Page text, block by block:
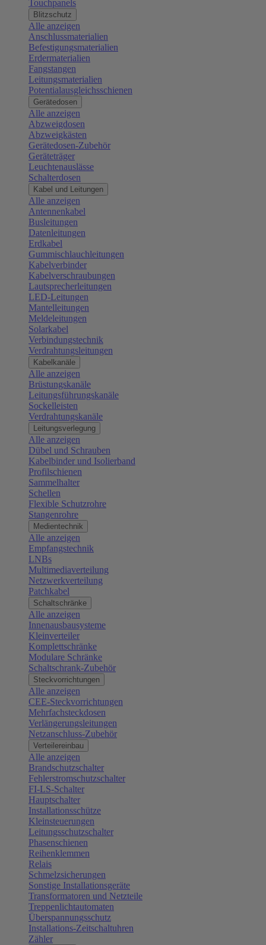
Touchpanels
Blitzschutz
Alle anzeigen
Anschlussmaterialien
Befestigungsmaterialien
Erdermaterialien
Fangstangen
Leitungsmaterialien
Potentialausgleichsschienen
Gerätedosen
Alle anzeigen
Abzweigdosen
Abzweigkästen
Gerätedosen-Zubehör
Geräteträger
Leuchtenauslässe
Schalterdosen
Kabel und Leitungen
Alle anzeigen
Antennenkabel
Busleitungen
Datenleitungen
Erdkabel
Gummischlauchleitungen
Kabelverbinder
Kabelverschraubungen
Lautsprecherleitungen
LED-Leitungen
Mantelleitungen
Meldeleitungen
Solarkabel
Verbindungstechnik
Verdrahtungsleitungen
Kabelkanäle
Alle anzeigen
Brüstungskanäle
Leitungsführungskanäle
Sockelleisten
Verdrahtungskanäle
Leitungsverlegung
Alle anzeigen
Dübel und Schrauben
Kabelbinder und Isolierband
Profilschienen
Sammelhalter
Schellen
Flexible Schutzrohre
Stangenrohre
Medientechnik
Alle anzeigen
Empfangstechnik
LNBs
Multimediaverteilung
Netzwerkverteilung
Patchkabel
Schaltschränke
Alle anzeigen
Innenausbausysteme
Kleinverteiler
Komplettschränke
Modulare Schränke
Schaltschrank-Zubehör
Steckvorrichtungen
Alle anzeigen
CEE-Steckvorrichtungen
Mehrfachsteckdosen
Verlängerungsleitungen
Netzanschluss-Zubehör
Verteilereinbau
Alle anzeigen
Brandschutzschalter
Fehlerstromschutzschalter
FI-LS-Schalter
Hauptschalter
Installationsschütze
Kleinsteuerungen
Leitungsschutzschalter
Phasenschienen
Reihenklemmen
Relais
Schmelzsicherungen
Sonstige Installationsgeräte
Transformatoren und Netzteile
Treppenlichtautomaten
Überspannungsschutz
Installations-Zeitschaltuhren
Zähler